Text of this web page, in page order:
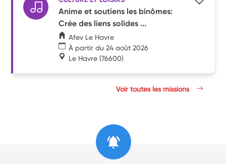
Anime et soutiens les binômes:
Crée des liens solides ...
Afev Le Havre
À partir du 24 août 2026
Le Havre (76600)
Voir toutes les missions